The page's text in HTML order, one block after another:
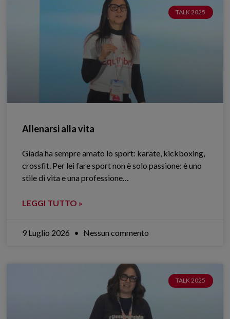
TALK 2025
Allenarsi alla vita
Giada ha sempre amato lo sport: karate, kickboxing,
crossfit. Per lei fare sport non è solo passione: è uno
stile di vita e una professione…
LEGGI TUTTO »
9 Luglio 2026 Nessun commento
TALK 2025